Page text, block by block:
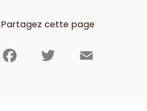
Partagez cette page